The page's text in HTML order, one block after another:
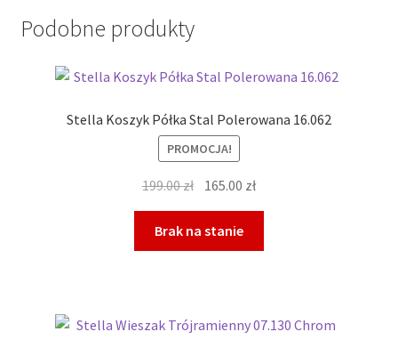
Podobne produkty
Stella Koszyk Półka Stal Polerowana 16.062
PROMOCJA!
199.00zł Pierwotna
cena
wynosiła:
199.00 zł.
165.00 złAktualna
cena
165.00 zł.
Brak na stanie